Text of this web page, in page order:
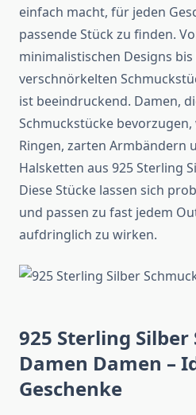
einfach macht, für jeden
passende Stück zu finden.
minimalistischen Designs
verschnörkelten
ist beeindruckend. Damen,
Schmuckstücke
Ringen, zarten Armbändern
Halsketten aus 925 Sterling
Diese Stücke lassen sich
und passen zu fast jedem
aufdringlich zu wirken.
925 Sterling Silber
Damen Damen –
Geschenke